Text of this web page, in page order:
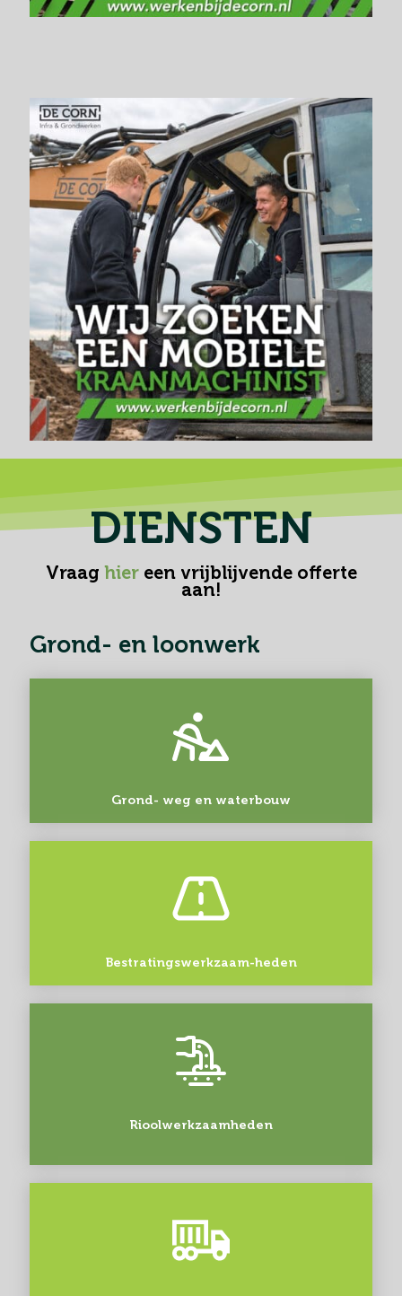
DIENSTEN
Vraag hiereen vrijblijvende offerte
aan!
Grond- en loonwerk
Grond- weg en waterbouw
Bestratingswerkzaam-heden
Rioolwerkzaamheden